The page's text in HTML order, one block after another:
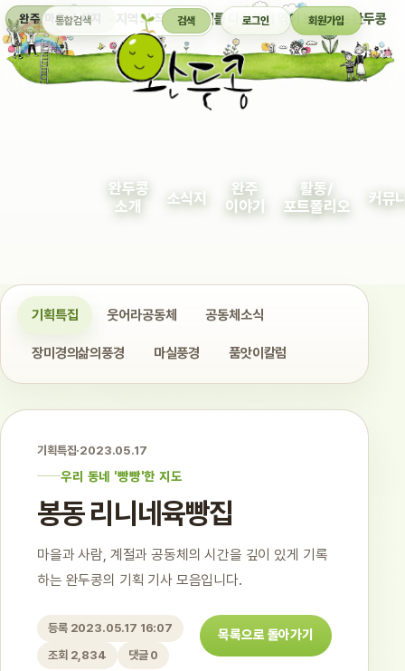
완주 마을 소식지 지역의 작은 이야기를 다정하게 엮어 보여주는 완두콩
통합검색 검색 로그인 회원가입
완두콩
소개
소식지
완주
이야기
활동/
포트폴리오
커뮤
기획특집 웃어라공동체 공동체소식
장미경의삶의풍경 마실풍경 품앗이칼럼
기획특집·2023.05.17
우리 동네 '빵빵'한 지도
봉동 리니네육빵집
마을과 사람, 계절과 공동체의 시간을 깊이 있게 기록
하는 완두콩의 기획 기사 모음입니다.
등록 2023.05.17 16:07
조회 2,834
댓글 0
목록으로 돌아가기